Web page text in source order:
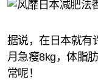
据说，在日本就有
月急瘦8kg，体脂
常呢！